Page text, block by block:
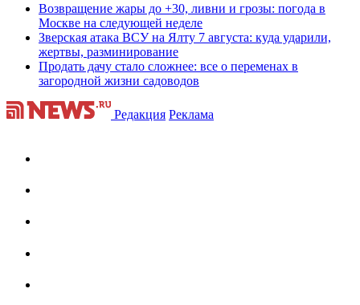
Возвращение жары до +30, ливни и грозы: погода в
Москве на следующей неделе
Зверская атака ВСУ на Ялту 7 августа: куда ударили,
жертвы, разминирование
Продать дачу стало сложнее: все о переменах в
загородной жизни садоводов
Редакция Реклама